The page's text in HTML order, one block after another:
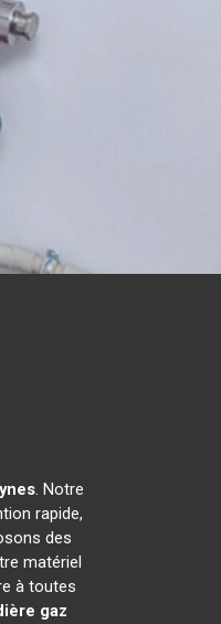
. Notre
rapide,
des
matériel
à toutes
gaz